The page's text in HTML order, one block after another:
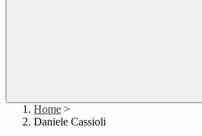
Home >
Daniele Cassioli